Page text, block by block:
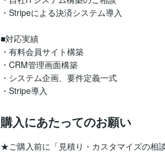
・Stripeによる決済システム導入
■対応実績
・有料会員サイト構築
・CRM管理画面構築
・システム企画、要件定義一式
・Stripe導入
購入にあたってのお願い
★ご購入前に「見積り・カスタマイズの相